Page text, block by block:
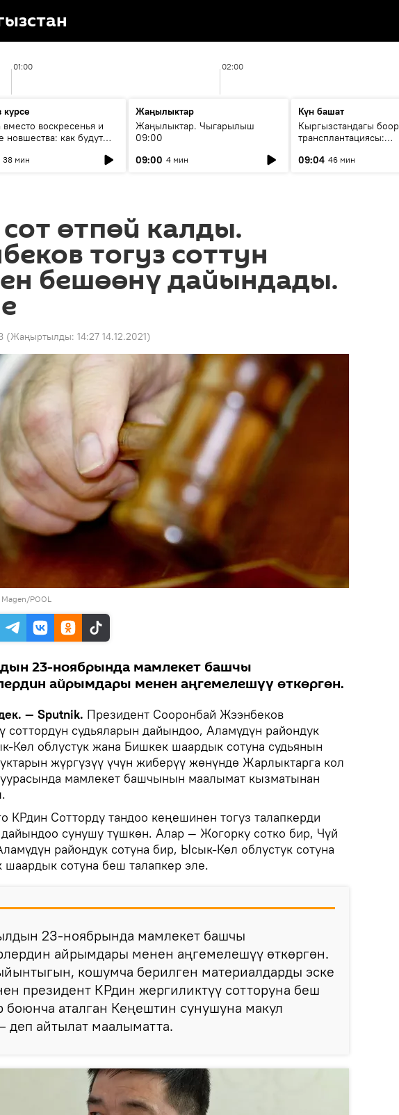
01:00 02:00
курсе
вместо воскресенья и
новшества: как будут
38 мин
Жаңылыктар
Жаңылыктар. Чыгарылыш
09:00
09:00 4 мин
Күн башат
Кыргызстандагы боор
трансплантациясы:
келечеги
09:04 46 мин
өтпөй калды.
тогуз соттун
бешөөнү дайындады.
(Жаңыртылды: 14:27 14.12.2021)
POOL
23-ноябрында мамлекет башчы
айрымдары менен аңгемелешүү өткөргөн.
— Sputnik. Президент Сооронбай Жээнбеков
соттордун судьяларын дайындоо, Аламүдүн райондук
Көл облустук жана Бишкек шаардык сотуна судьянын
жүргүзүү үчүн жиберүү жөнүндө Жарлыктарга кол
мамлекет башчынын маалымат кызматынан
КРдин Сотторду тандоо кеңешинен тогуз талапкерди
дайындоо сунушу түшкөн. Алар — Жогорку сотко бир, Чүй
райондук сотуна бир, Ысык-Көл облустук сотуна
шаардык сотуна беш талапкер эле.
23-ноябрында мамлекет башчы
айрымдары менен аңгемелешүү өткөргөн.
кошумча берилген материалдарды эске
президент КРдин жергиликтүү сотторуна беш
боюнча аталган Кеңештин сунушуна макул
деп айтылат маалыматта.